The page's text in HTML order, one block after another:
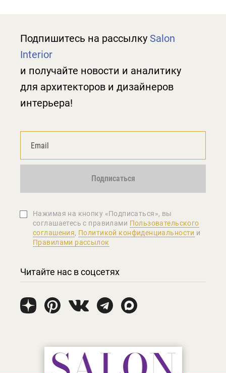
Подпишитесь на рассылку Salon
Interior
и получайте новости и аналитику
для архитекторов и дизайнеров
интерьера!
Подписаться
Нажимая на кнопку «Подписаться», вы
соглашаетеcь с правилами Пользовательского
соглашения, Политикой конфиденциальности и
Правилами рассылок
Читайте нас в соцсетях